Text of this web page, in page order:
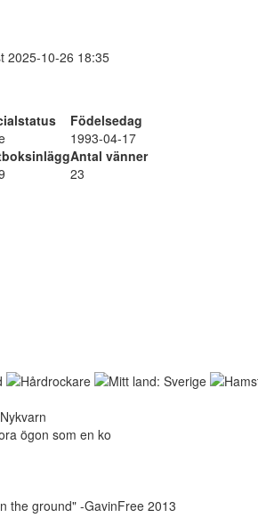
2025-10-26 18:35
Födelsedag
1993-04-17
Antal vänner
23
ögon som en ko
the ground" -GavinFree 2013